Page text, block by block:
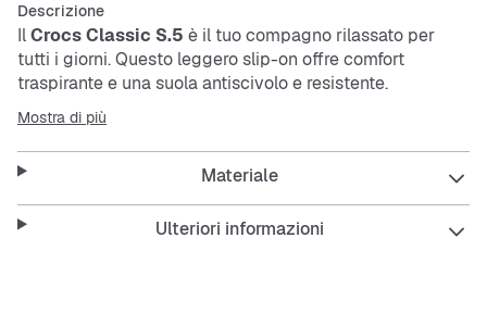
Descrizione
IlCrocs Classic S.5 è il tuo compagno rilassato per
tutti i giorni. Questo leggero slip-on offre comfort
traspirante e una suola antiscivolo e resistente.
L’imbottitura comoda garantisce una sensazione
piacevole mentre lo materiale facile da pulire rende tutto
semplice.
Caratteristiche:
Mostra di più
Materiale
Ulteriori informazioni